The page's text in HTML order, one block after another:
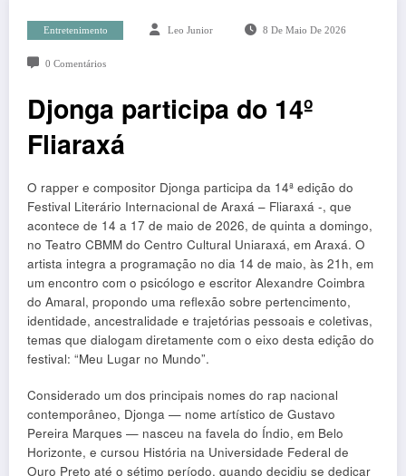
Entretenimento Leo Junior 8 De Maio De 2026
0 Comentários
Djonga participa do 14º
Fliaraxá
O rapper e compositor Djonga participa da 14ª edição do
Festival Literário Internacional de Araxá – Fliaraxá -, que
acontece de 14 a 17 de maio de 2026, de quinta a domingo,
no Teatro CBMM do Centro Cultural Uniaraxá, em Araxá. O
artista integra a programação no dia 14 de maio, às 21h, em
um encontro com o psicólogo e escritor Alexandre Coimbra
do Amaral, propondo uma reflexão sobre pertencimento,
identidade, ancestralidade e trajetórias pessoais e coletivas,
temas que dialogam diretamente com o eixo desta edição do
festival: “Meu Lugar no Mundo”.
Considerado um dos principais nomes do rap nacional
contemporâneo, Djonga — nome artístico de Gustavo
Pereira Marques — nasceu na favela do Índio, em Belo
Horizonte, e cursou História na Universidade Federal de
Ouro Preto até o sétimo período, quando decidiu se dedicar